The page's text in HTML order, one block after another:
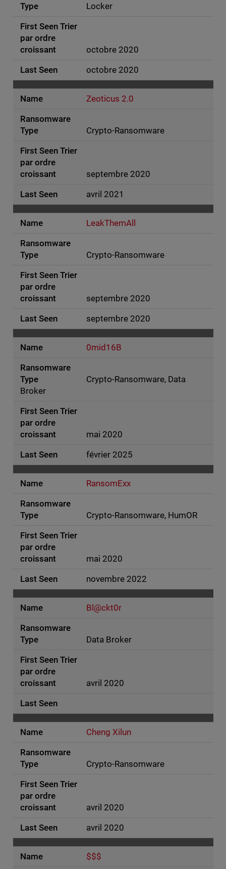
Locker
octobre 2020
octobre 2020
Zeoticus 2.0
Crypto-Ransomware
septembre 2020
avril 2021
LeakThemAll
Crypto-Ransomware
septembre 2020
septembre 2020
0mid16B
Crypto-Ransomware, Data
Broker
mai 2020
février 2025
RansomExx
Crypto-Ransomware, HumOR
mai 2020
novembre 2022
Bl@ckt0r
Data Broker
avril 2020
Cheng Xilun
Crypto-Ransomware
avril 2020
avril 2020
$$$